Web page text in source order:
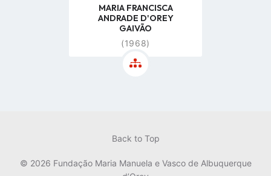
MARIA FRANCISCA
ANDRADE D'OREY
GAIVÃO
(1968)
Back to Top
© 2026 Fundação Maria Manuela e Vasco de Albuquerque